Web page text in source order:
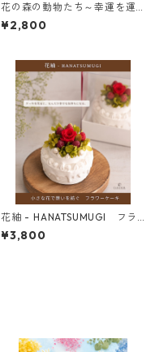
花の森の動物たち～幸運を運
ぶ虹色アレンジ～
¥2,800
花紬 - HANATSUMUGI フラ
ワーケーキ
¥3,800